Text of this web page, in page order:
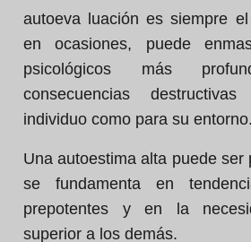
autoeva luación es siempre
en ocasiones, puede
psicológicos más
consecuencias
individuo como para su entorno.
Una autoestima alta puede ser
se fundamenta en
prepotentes y en la
superior a los demás.